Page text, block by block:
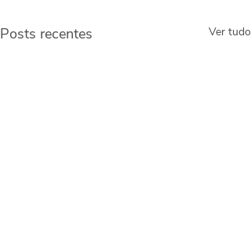
Posts recentes Ver tudo